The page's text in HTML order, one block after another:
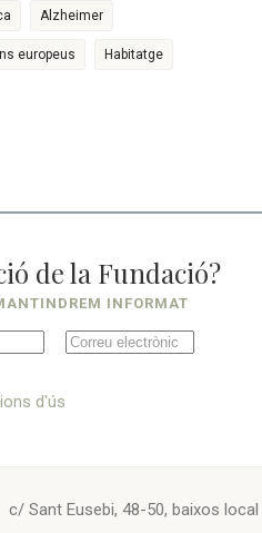
Alzheimer
europeus Habitatge
de la Fundació?
INFORMAT
d'ús
c/ Sant Eusebi, 48-50, baixos local